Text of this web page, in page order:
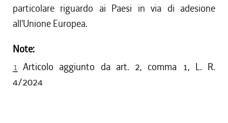
particolare riguardo ai Paesi in via di adesione
all'Unione Europea.
Note:
1 Articolo aggiunto da art. 2, comma 1, L. R.
4/2024